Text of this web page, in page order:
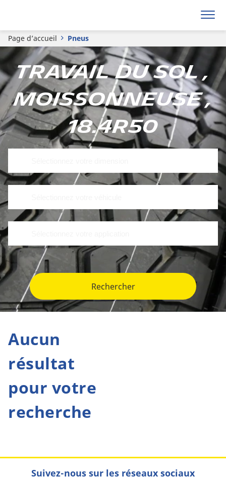
Page d’accueil Pneus
Travail du sol ,
Moissonneuse ,
18.4R50
Rechercher
Aucun
résultat
pour votre
recherche
Suivez-nous sur les réseaux sociaux